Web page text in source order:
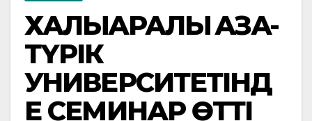
ХАЛЫҚАРАЛЫҚ ҚАЗАҚ-
ТҮРІК
УНИВЕРСИТЕТІНД
Е СЕМИНАР ӨТТІ